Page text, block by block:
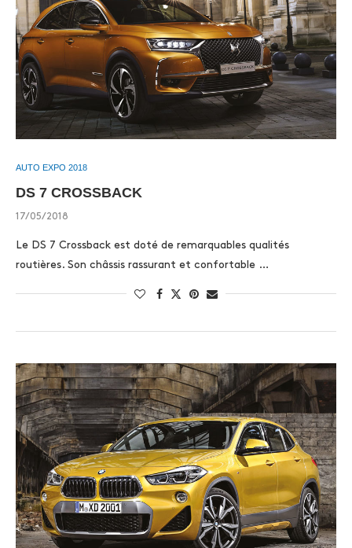
AUTO EXPO 2018
DS 7 CROSSBACK
17/05/2018
Le DS 7 Crossback est doté de remarquables qualités
routières. Son châssis rassurant et confortable …